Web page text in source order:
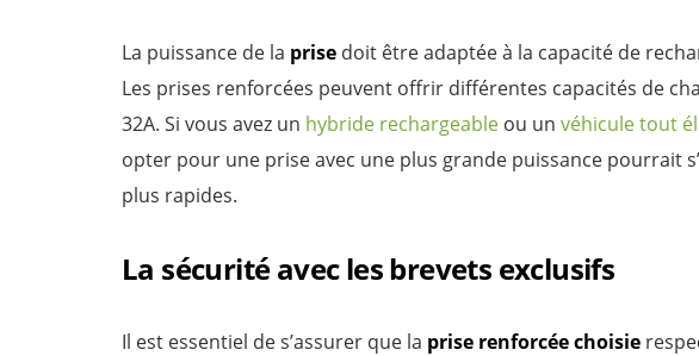
La puissance de la prise doit être adaptée à la capacité de
Les prises renforcées peuvent offrir différentes capacités de
32A. Si vous avez un hybride rechargeable ou un véhicule tout
opter pour une prise avec une plus grande puissance pourrait
plus rapides.
La sécurité avec les brevets exclusifs
Il est essentiel de s’assurer que la prise renforcée choisie